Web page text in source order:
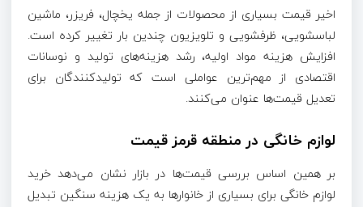
اخیر قیمت بسیاری از محصولات از جمله یخچال، فریزر، ماشین
لباسشویی، ظرفشویی و تلویزیون چندین بار تغییر کرده است.
افزایش هزینه مواد اولیه، رشد هزینه‌های تولید و نوسانات
اقتصادی از مهم‌ترین عواملی است که تولیدکنندگان برای
تعدیل قیمت‌ها عنوان می‌کنند.
لوازم خانگی در منطقه قرمز قیمت
بر همین اساس بررسی قیمت‌ها در بازار نشان می‌دهد خرید
لوازم خانگی برای بسیاری از خانوارها به یک هزینه سنگین تبدیل